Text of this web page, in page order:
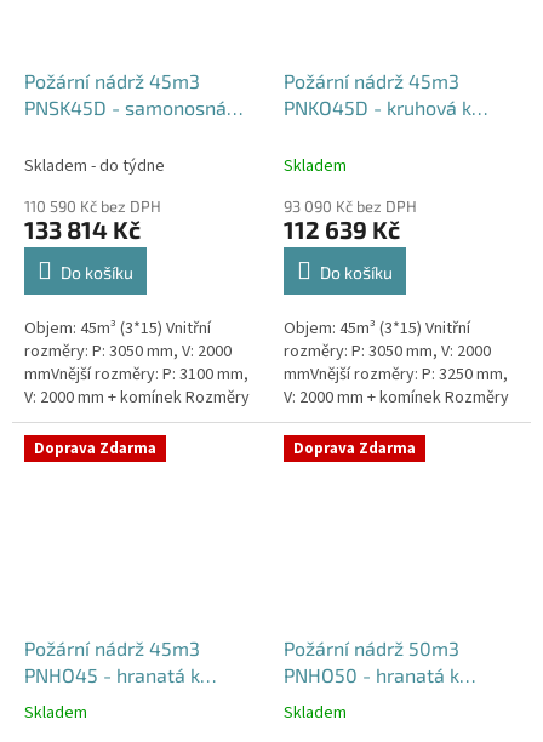
Požární nádrž 45m3
PNSK45D - samonosná
Skladem - do týdne
110 590 Kč bez DPH
133 814 Kč
Do košíku
Objem: 45m³ (3*15) Vnitřní
rozměry: P: 3050 mm, V: 2000
mmVnější rozměry: P: 3100 mm,
V: 2000 mm + komínek Rozměry
nádrže možno jakkoliv upravit -
vyrobíme nádrž na...
Požární nádrž 45m3
PNKO45D - kruhová k
Skladem
93 090 Kč bez DPH
112 639 Kč
Do košíku
Objem: 45m³ (3*15) Vnitřní
rozměry: P: 3050 mm, V: 2000
mmVnější rozměry: P: 3250 mm,
V: 2000 mm + komínek Rozměry
nádrže možno jakkoliv upravit -
vyrobíme nádrž na...
Doprava Zdarma
Požární nádrž 45m3
PNHO45 - hranatá k
obetonování
Průměrné
Skladem
Doprava Zdarma
Požární nádrž 50m3
PNHO50 - hranatá k
obetonování
Průměrné
Skladem